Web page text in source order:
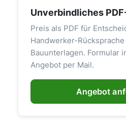
Unverbindliches
Preis als PDF für
Handwerker-
Bauunterlagen. Formular
Angebot per Mail.
Angebot